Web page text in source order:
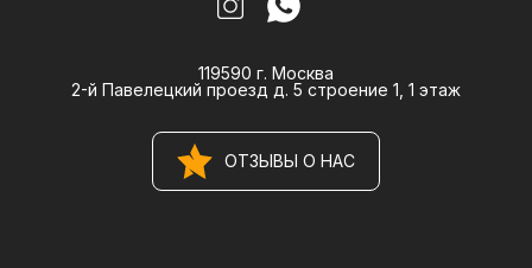
119590 г. Москва
2-й Павелецкий проезд д. 5 строение 1, 1 этаж
ОТЗЫВЫ О НАС